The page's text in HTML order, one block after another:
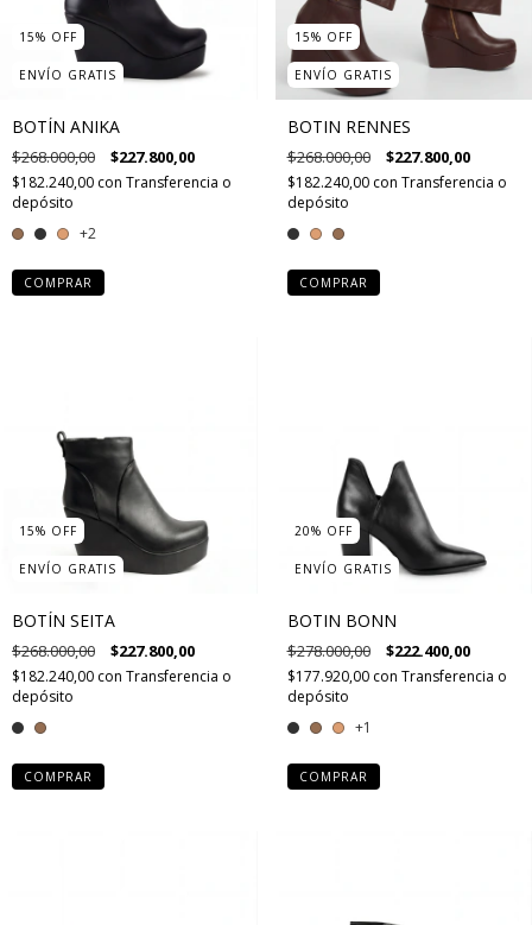
15% OFF
ENVÍO GRATIS
BOTÍN ANIKA
$268.000,00 $227.800,00
$182.240,00 con Transferencia o
depósito
+2
COMPRAR
15% OFF
ENVÍO GRATIS
BOTIN RENNES
$268.000,00 $227.800,00
$182.240,00 con Transferencia o
depósito
COMPRAR
15% OFF
ENVÍO GRATIS
BOTÍN SEITA
$268.000,00 $227.800,00
$182.240,00 con Transferencia o
depósito
COMPRAR
20% OFF
ENVÍO GRATIS
BOTIN BONN
$278.000,00 $222.400,00
$177.920,00 con Transferencia o
depósito
+1
COMPRAR